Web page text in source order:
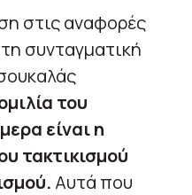
στις αναφορές
συνταγματική
του
είναι η
τακτικισμού
Αυτά που